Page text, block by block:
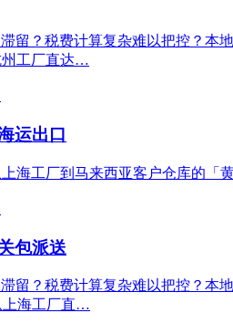
？税费计算复杂难以把控？本
州工厂直达…
运出口
海工厂到马来西亚客户仓库的「黄
包派送
留？税费计算复杂难以把控？
上海工厂直…